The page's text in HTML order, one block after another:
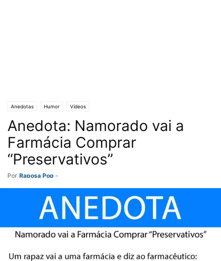
Anedotas Humor Vídeos
Anedota: Namorado vai a
Farmácia Comprar
“Preservativos”
Por Raposa Pop -